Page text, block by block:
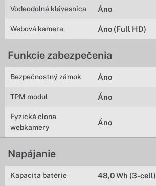
Vodeodolná klávesnica Áno
Webová kamera Áno (Full HD)
Funkcie zabezpečenia
Bezpečnostný zámok Áno
TPM modul Áno
Fyzická clona
webkamery
Áno
Napájanie
Kapacita batérie 48,0 Wh (3-cell)